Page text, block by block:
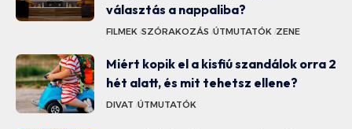
választás a nappaliba?
FILMEK SZÓRAKOZÁS ÚTMUTATÓK ZENE
Miért kopik el a kisfiú szandálok orra 2
hét alatt, és mit tehetsz ellene?
DIVAT ÚTMUTATÓK